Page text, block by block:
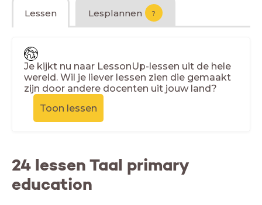
Lessen Lesplannen ?
Je kijkt nu naar LessonUp-lessen uit de hele
wereld. Wil je liever lessen zien die gemaakt
zijn door andere docenten uit jouw land?
Toon lessen
24 lessen Taal primary
education